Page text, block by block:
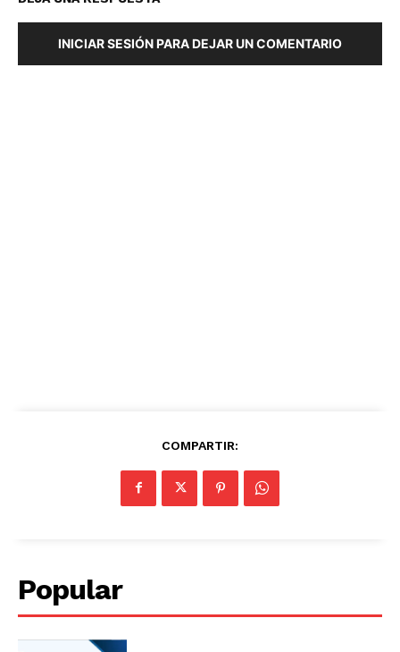
INICIAR SESIÓN PARA DEJAR UN COMENTARIO
COMPARTIR:
Popular